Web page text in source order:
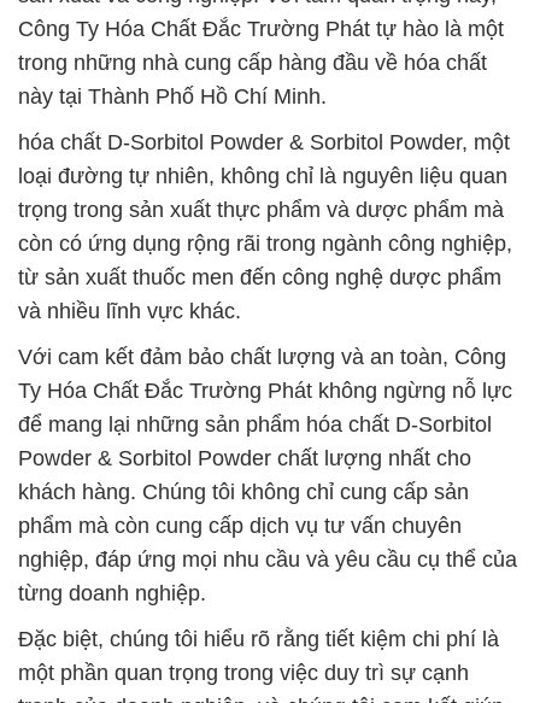
Công Ty Hóa Chất Đắc Trường Phát tự hào là một
trong những nhà cung cấp hàng đầu về hóa chất
này tại Thành Phố Hồ Chí Minh.
hóa chất D-Sorbitol Powder & Sorbitol Powder, một
loại đường tự nhiên, không chỉ là nguyên liệu quan
trọng trong sản xuất thực phẩm và dược phẩm mà
còn có ứng dụng rộng rãi trong ngành công nghiệp,
từ sản xuất thuốc men đến công nghệ dược phẩm
và nhiều lĩnh vực khác.
Với cam kết đảm bảo chất lượng và an toàn, Công
Ty Hóa Chất Đắc Trường Phát không ngừng nỗ lực
để mang lại những sản phẩm hóa chất D-Sorbitol
Powder & Sorbitol Powder chất lượng nhất cho
khách hàng. Chúng tôi không chỉ cung cấp sản
phẩm mà còn cung cấp dịch vụ tư vấn chuyên
nghiệp, đáp ứng mọi nhu cầu và yêu cầu cụ thể của
từng doanh nghiệp.
Đặc biệt, chúng tôi hiểu rõ rằng tiết kiệm chi phí là
một phần quan trọng trong việc duy trì sự cạnh